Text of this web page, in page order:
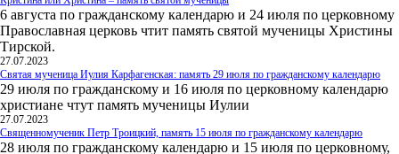
6 августа по гражданскому календарю и 24 июля по церковному
Православная церковь чтит память святой мученицы Христины
Тирской.
27.07.2023
Святая мученица Иулия Карфагенская: память 29 июля по гражданскому календарю
29 июля по гражданскому и 16 июля по церковному календарю
христиане чтут память мученицы Иулии
27.07.2023
Священномученик Петр Троицкий, память 15 июля по гражданскому календарю
28 июля по гражданскому календарю и 15 июля по церковному,